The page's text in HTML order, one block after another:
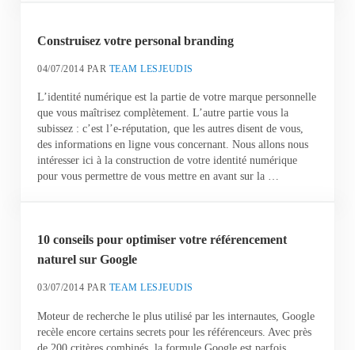
Construisez votre personal branding
04/07/2014 PAR TEAM LESJEUDIS
L’identité numérique est la partie de votre marque personnelle
que vous maîtrisez complètement. L’autre partie vous la
subissez : c’est l’e-réputation, que les autres disent de vous,
des informations en ligne vous concernant. Nous allons nous
intéresser ici à la construction de votre identité numérique
pour vous permettre de vous mettre en avant sur la …
10 conseils pour optimiser votre référencement
naturel sur Google
03/07/2014 PAR TEAM LESJEUDIS
Moteur de recherche le plus utilisé par les internautes, Google
recèle encore certains secrets pour les référenceurs. Avec près
de 200 critères combinés, la formule Google est parfois